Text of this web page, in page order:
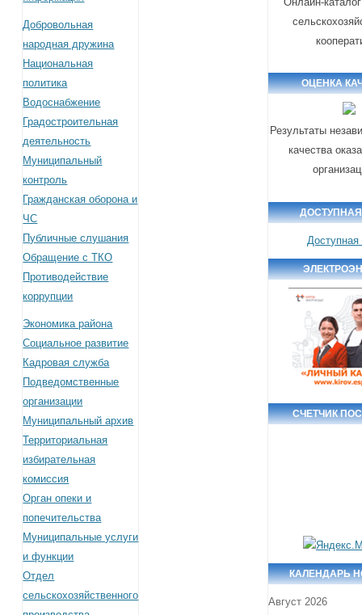
Добровольная
народная дружина
Национальная
политика
Водоснабжение
Градостроительная
деятельность
Муниципальный
контроль
Гражданская оборона и
ЧС
Публичные слушания
Обращение с ТКО
Противодействие
коррупции
Экономика района
Социальное развитие
Кадровая служба
Подведомственные
организации
Муниципальный архив
Территориальная
избирательная
комиссия
Орган опеки и
попечительства
Муниципальные услуги
и функции
Отдел
сельскохозяйственного
ОЦЕНКА
Результаты
качества
СЧЕТЧИК
КАЛЕНДАРЬ
Август 2026